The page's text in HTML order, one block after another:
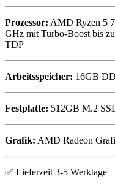
Prozessor: AMD Ryzen 5
GHz mit Turbo-Boost bis
TDP
Arbeitsspeicher: 16GB
Festplatte: 512GB M.2
Grafik: AMD Radeon
✅ Lieferzeit 3-5 Werktage